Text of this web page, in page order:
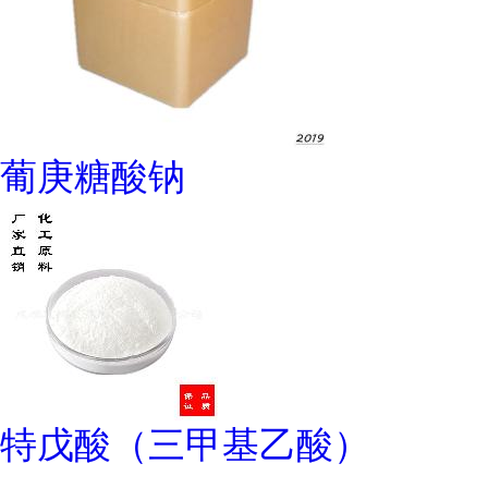
葡庚糖酸钠
特戊酸（三甲基乙酸）